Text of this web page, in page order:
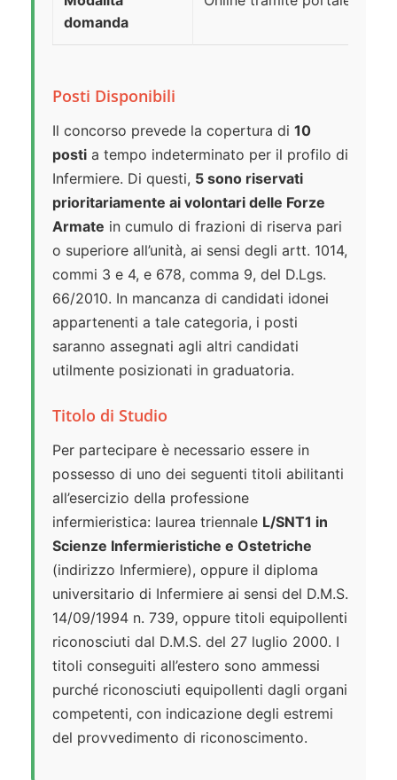
domanda
Posti Disponibili
Il concorso prevede la copertura di 10
posti a tempo indeterminato per il profilo di
Infermiere. Di questi, 5 sono riservati
prioritariamente ai volontari delle Forze
Armate in cumulo di frazioni di riserva pari
o superiore all’unità, ai sensi degli artt. 1014,
commi 3 e 4, e 678, comma 9, del D.Lgs.
66/2010. In mancanza di candidati idonei
appartenenti a tale categoria, i posti
saranno assegnati agli altri candidati
utilmente posizionati in graduatoria.
Titolo di Studio
Per partecipare è necessario essere in
possesso di uno dei seguenti titoli abilitanti
all’esercizio della professione
infermieristica: laurea triennale L/SNT1 in
Scienze Infermieristiche e Ostetriche
(indirizzo Infermiere), oppure il diploma
universitario di Infermiere ai sensi del D.M.S.
14/09/1994 n. 739, oppure titoli equipollenti
riconosciuti dal D.M.S. del 27 luglio 2000. I
titoli conseguiti all’estero sono ammessi
purché riconosciuti equipollenti dagli organi
competenti, con indicazione degli estremi
del provvedimento di riconoscimento.